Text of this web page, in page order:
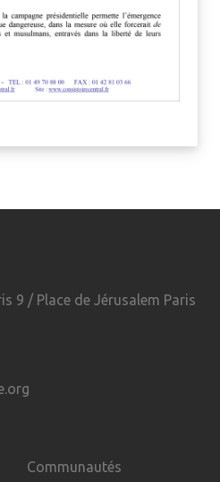
9 / Place de Jérusalem Paris
Communautés